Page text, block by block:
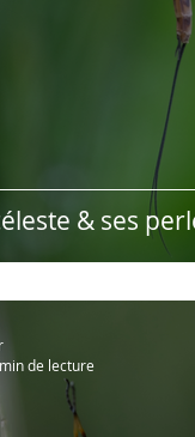
& ses
de lecture